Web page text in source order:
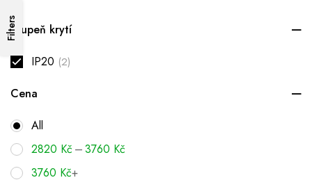
Stupeň krytí
IP20 (2)
Cena
All
2820 Kč –3760 Kč
3760 Kč+
Filters